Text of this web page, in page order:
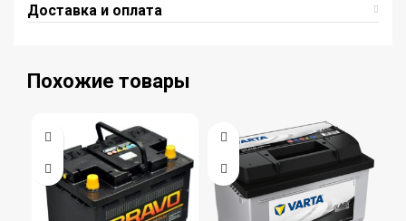
Доставка и оплата
Похожие товары